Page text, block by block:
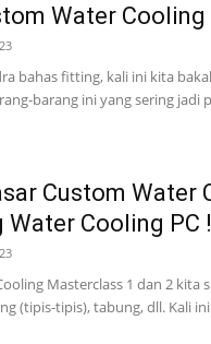
Water Cooling
bahas fitting, kali ini kita
barang ini yang sering jadi
Custom Water
Cooling PC !
Masterclass 1 dan 2 kita
(tipis-tipis), tabung, dll. Kali